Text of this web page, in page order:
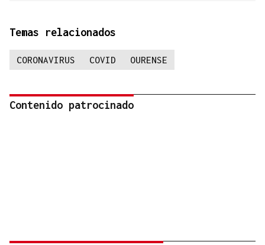
Temas relacionados
CORONAVIRUS COVID OURENSE
Contenido patrocinado